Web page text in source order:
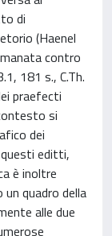
di
(Haenel
contro
181 s., C.Th.
praefecti
si
dei
editti,
è inoltre
quadro della
alle due